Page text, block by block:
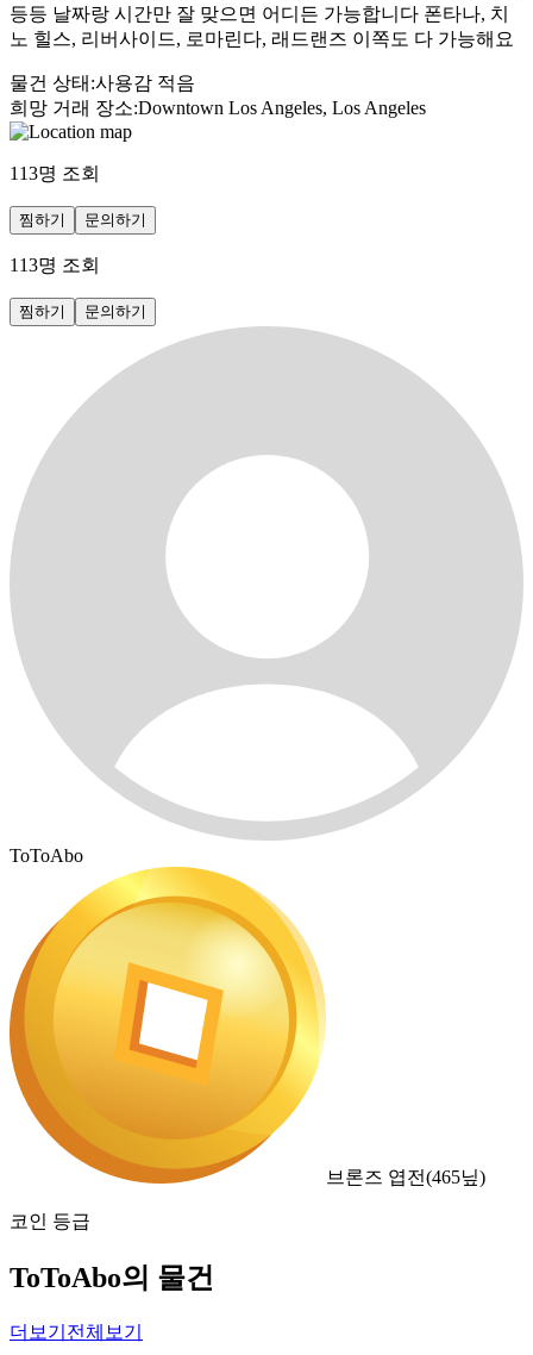
등등 날짜랑 시간만 잘 맞으면 어디든 가능합니다 폰타나, 치
노 힐스, 리버사이드, 로마린다, 래드랜즈 이쪽도 다 가능해요
물건 상태 :사용감 적음
희망 거래 장소:Downtown Los Angeles, Los Angeles
113명 조회
찜하기 문의하기
113명 조회
찜하기 문의하기
ToToAbo
브론즈 엽전(465닢)
코인 등급
ToToAbo의 물건
더보기 전체보기